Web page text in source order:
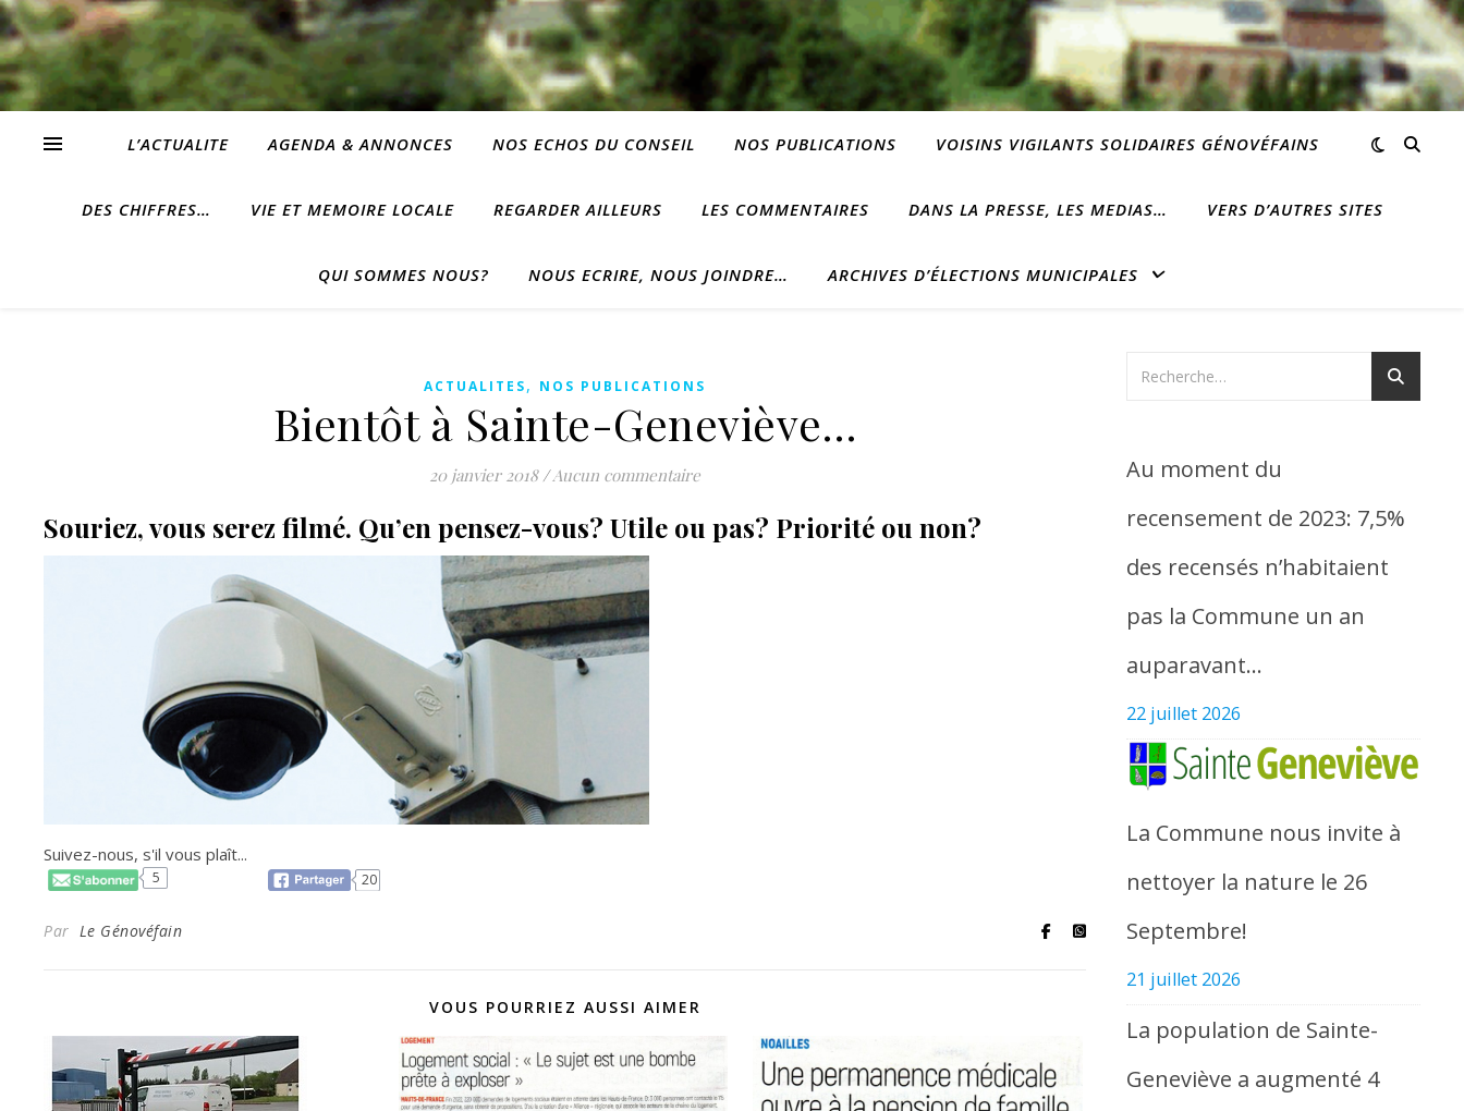
L’ACTUALITE AGENDA & ANNONCES NOS ECHOS DU CONSEIL NOS PUBLICATIONS VOISINS VIGILANTS SOLIDAIRES GÉNOVÉFAINS
DES CHIFFRES… VIE ET MEMOIRE LOCALE REGARDER AILLEURS LES COMMENTAIRES DANS LA PRESSE, LES MEDIAS… VERS D’AUTRES SITES
QUI SOMMES NOUS? NOUS ECRIRE, NOUS JOINDRE… ARCHIVES D’ÉLECTIONS MUNICIPALES
ACTUALITES, NOS PUBLICATIONS
Bientôt à Sainte-Geneviève…
20 janvier 2018 /Aucun commentaire
Souriez, vous serez filmé. Qu’en pensez-vous? Utile ou pas? Priorité ou non?
Suivez-nous, s'il vous plaît...
5 20
Par Le Génovéfain
VOUS POURRIEZ AUSSI AIMER
Au moment du
recensement de 2023: 7,5%
des recensés n’habitaient
pas la Commune un an
auparavant…
22 juillet 2026
La Commune nous invite à
nettoyer la nature le 26
Septembre!
21 juillet 2026
La population de Sainte-
Geneviève a augmenté 4